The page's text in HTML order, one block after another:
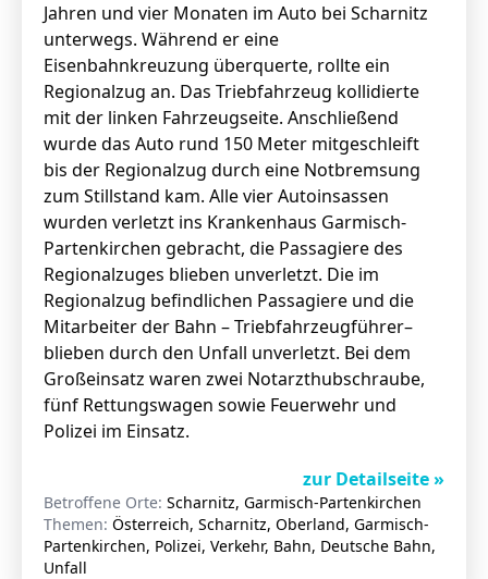
Jahren und vier Monaten im Auto bei Scharnitz
unterwegs. Während er eine
Eisenbahnkreuzung überquerte, rollte ein
Regionalzug an. Das Triebfahrzeug kollidierte
mit der linken Fahrzeugseite. Anschließend
wurde das Auto rund 150 Meter mitgeschleift
bis der Regionalzug durch eine Notbremsung
zum Stillstand kam. Alle vier Autoinsassen
wurden verletzt ins Krankenhaus Garmisch-
Partenkirchen gebracht, die Passagiere des
Regionalzuges blieben unverletzt. Die im
Regionalzug befindlichen Passagiere und die
Mitarbeiter der Bahn – Triebfahrzeugführer–
blieben durch den Unfall unverletzt. Bei dem
Großeinsatz waren zwei Notarzthubschraube,
fünf Rettungswagen sowie Feuerwehr und
Polizei im Einsatz.
zur Detailseite »
Betroffene Orte: Scharnitz, Garmisch-Partenkirchen
Themen: Österreich, Scharnitz, Oberland, Garmisch-
Partenkirchen, Polizei, Verkehr, Bahn, Deutsche Bahn,
Unfall